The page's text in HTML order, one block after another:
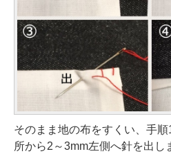
そのまま地の布をすくい、手
所から2～3mm左側へ針を出し